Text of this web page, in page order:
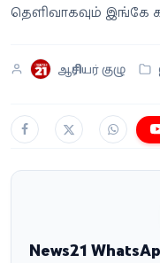
தெளிவாகவும் இங்கே
ஆசிரியர் குழு
News21